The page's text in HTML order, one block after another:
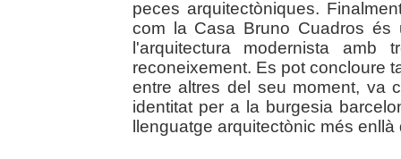
peces arquitectòniques.
com la Casa Bruno Cuadros és
l'arquitectura modernista
reconeixement. Es pot concloure
entre altres del seu moment, va
identitat per a la burgesia
llenguatge arquitectònic més